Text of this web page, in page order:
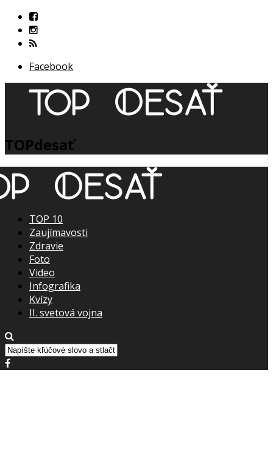
Facebook
TOPdesať
TOP 10
Zaujímavosti
Zdravie
Foto
Video
Infografika
Kvízy
II. svetová vojna